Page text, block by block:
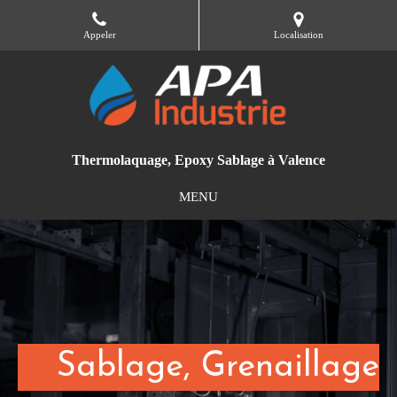
Appeler Localisation
Thermolaquage, Epoxy Sablage à Valence
MENU
En savoir plus
Peinture poudre
Sablage, Grenaillage
Transport